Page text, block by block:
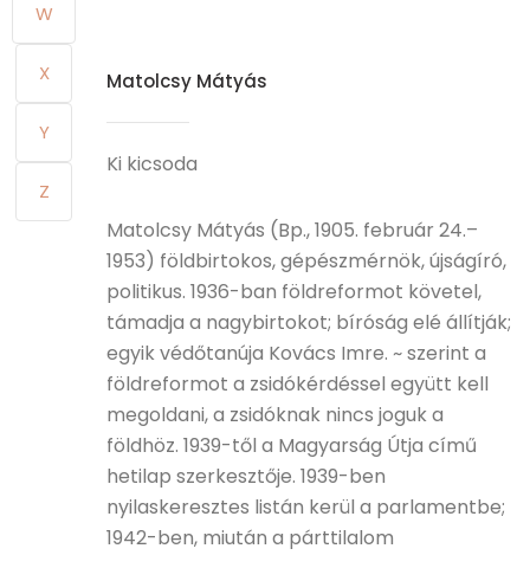
W
X
Y
Z
Matolcsy Mátyás
Ki kicsoda
Matolcsy Mátyás (Bp., 1905. február 24.–
1953) földbirtokos, gépészmérnök, újságíró,
politikus. 1936-ban földreformot követel,
támadja a nagybirtokot; bíróság elé állítják;
egyik védőtanúja Kovács Imre. ~ szerint a
földreformot a zsidókérdéssel együtt kell
megoldani, a zsidóknak nincs joguk a
földhöz. 1939-től a Magyarság Útja című
hetilap szerkesztője. 1939-ben
nyilaskeresztes listán kerül a parlamentbe;
1942-ben, miután a párttilalom